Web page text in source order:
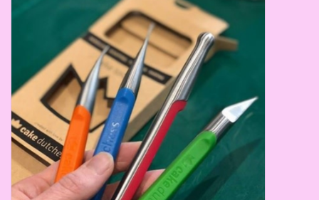
Presentatie en Verpakkingen
Aanbiedingen
Cindy's Favorieten
Cadeaubonnen